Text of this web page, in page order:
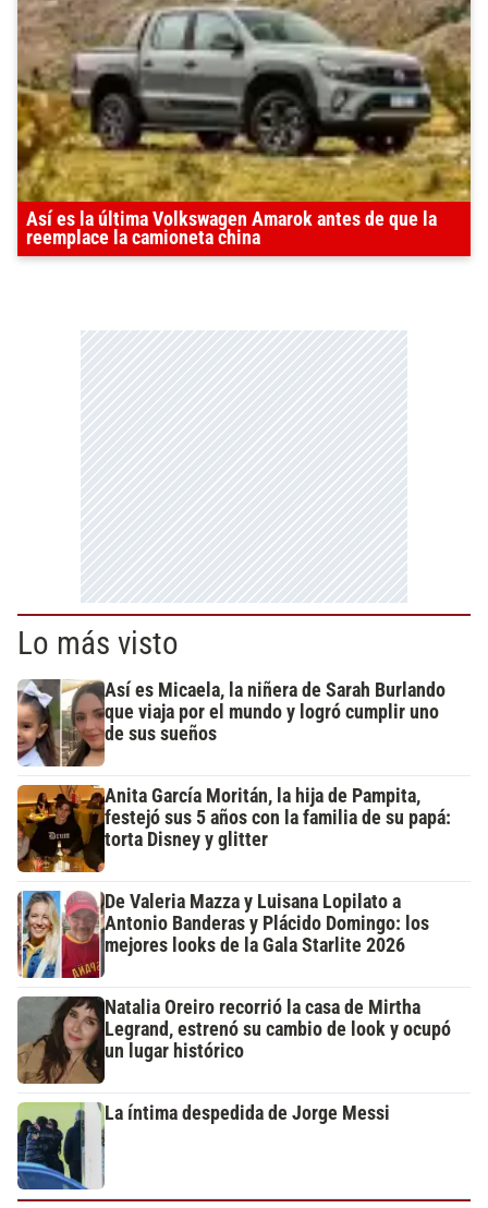
Así es la última Volkswagen Amarok antes de que la
reemplace la camioneta china
Lo más visto
Así es Micaela, la niñera de Sarah Burlando
que viaja por el mundo y logró cumplir uno
de sus sueños
Anita García Moritán, la hija de Pampita,
festejó sus 5 años con la familia de su papá:
torta Disney y glitter
De Valeria Mazza y Luisana Lopilato a
Antonio Banderas y Plácido Domingo: los
mejores looks de la Gala Starlite 2026
Natalia Oreiro recorrió la casa de Mirtha
Legrand, estrenó su cambio de look y ocupó
un lugar histórico
La íntima despedida de Jorge Messi